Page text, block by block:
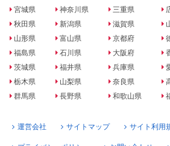
宮城県
秋田県
山形県
福島県
茨城県
栃木県
群馬県
神奈川県
新潟県
富山県
石川県
福井県
山梨県
長野県
三重県
滋賀県
京都府
大阪府
兵庫県
奈良県
和歌山県
運営会社 サイトマップ サイト利用